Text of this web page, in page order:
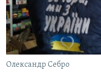
Олександр Себро